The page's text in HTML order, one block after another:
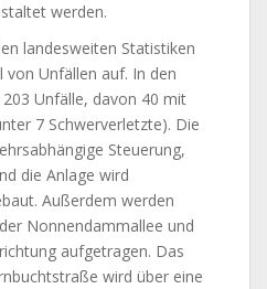
werden.
landesweiten Statistiken
von Unfällen auf. In den
Unfälle, davon 40 mit
7 Schwerverletzte). Die
Steuerung,
die Anlage wird
Außerdem werden
Nonnendammallee und
aufgetragen. Das
wird über eine